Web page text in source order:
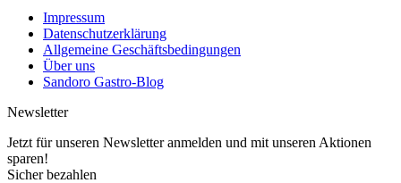
Impressum
Datenschutzerklärung
Allgemeine Geschäftsbedingungen
Über uns
Sandoro Gastro-Blog
Newsletter
Jetzt für unseren Newsletter anmelden und mit unseren Aktionen
sparen!
Sicher bezahlen